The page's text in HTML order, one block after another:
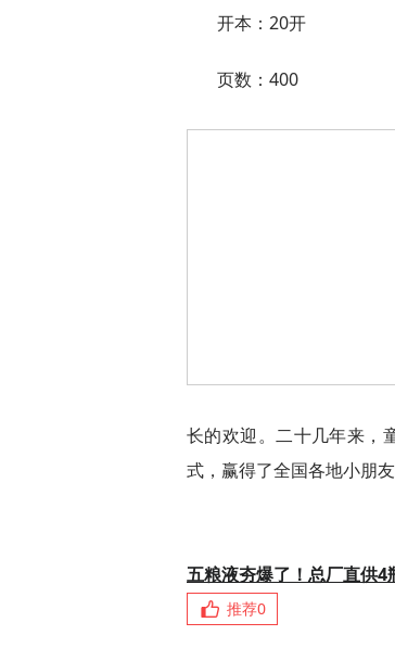
开本：20开
页数：400
长的欢迎。二十几年来，
式，赢得了全国各地小朋
五粮液夯爆了！总厂直供
推荐0